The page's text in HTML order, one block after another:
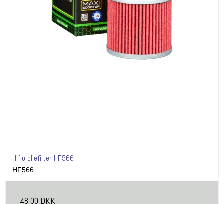
Hiflo oliefilter HF566
HF566
48,00 DKK